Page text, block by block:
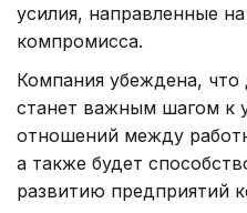
усилия, направленные
компромисса.
Компания убеждена, что
станет важным шагом к
отношений между
а также будет
развитию предприятий